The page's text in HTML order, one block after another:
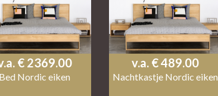
€ 2369.00
Bed Nordic eiken
v.a. € 489.00
Nachtkastje Nordic eiken